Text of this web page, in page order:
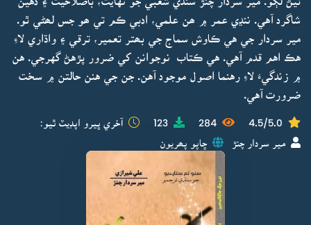
شاگرد آهي. ننڍي عمر ۾ ھن علمي، ادبي ڪم تي ھو جس لھڻي ٿو.
مير سردار جي هي ڪاوش سماج جي بھتر تعمير، ترقي ۽ واڌاري لاءِ
هڪ اهم قدم آهي. هي ڪتاب نوجوانن کي ضرور پڙهڻ گهرجي. هن
۾ زندگيءَ لاءِ رهنما اصول موجود آهن. جن جي هنن حالتن ۾ سخت
ضرورت آهي.
4.5/5.0
284
123 آخري ڀيرو اپڊيٽ ٿيو:
مير سردار چنڙ ڇاپو پھريون